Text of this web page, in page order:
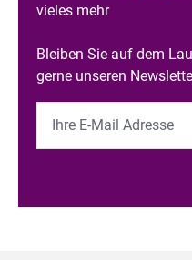
vieles mehr
Bleiben Sie auf dem
gerne unseren